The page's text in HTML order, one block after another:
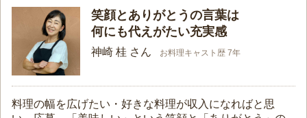
笑顔とありがとうの言葉は
何にも代えがたい充実感
神崎 桂 さん お料理キャスト歴 7年
料理の幅を広げたい・好きな料理が収入になればと思